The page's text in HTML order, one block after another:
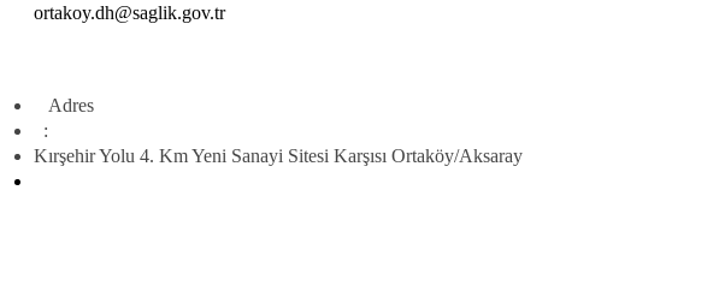
ortakoy.dh@saglik.gov.tr
Adres
:
Kırşehir Yolu 4. Km Yeni Sanayi Sitesi Karşısı Ortaköy/Aksaray